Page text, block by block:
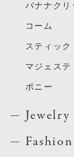
バナナクリ
コーム
スティック
マジェステ
ポニー
Fashion